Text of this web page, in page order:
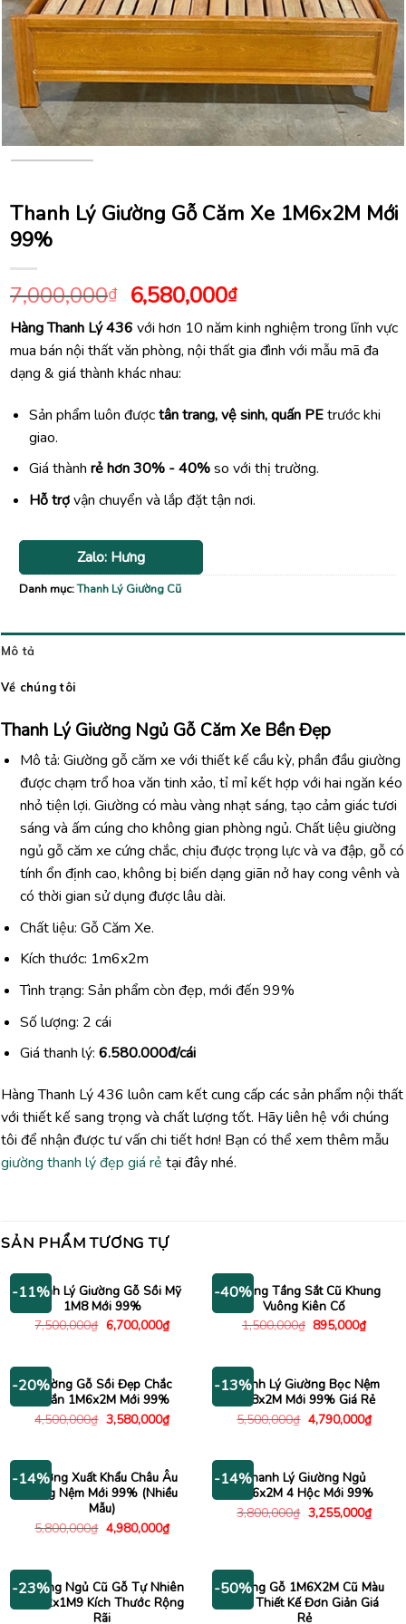
Thanh Lý Giường Gỗ Căm Xe 1M6x2M Mới
99%
7,000,000₫ Giá
gốc
là:
7,000,000₫.
6,580,000₫Giá
hiện
tại
là:
Hàng Thanh Lý 436 với hơn 10 năm kinh nghiệm trong lĩnh vực
mua bán nội thất văn phòng, nội thất gia đình với mẫu mã đa
dạng & giá thành khác nhau:
Sản phẩm luôn đượctân trang, vệ sinh, quấn PEtrước khi
giao.
Giá thành rẻ hơn 30% - 40%so với thị trường.
Hỗ trợvận chuyển và lắp đặt tận nơi.
Zalo: Hưng
Danh mục:Thanh Lý Giường Cũ
Mô tả
Về chúng tôi
Thanh Lý Giường Ngủ Gỗ Căm Xe Bền Đẹp
Mô tả: Giường gỗ căm xe với thiết kế cầu kỳ, phần đầu giường
được chạm trổ hoa văn tinh xảo, tỉ mỉ kết hợp với hai ngăn kéo
nhỏ tiện lợi. Giường có màu vàng nhạt sáng, tạo cảm giác tươi
sáng và ấm cúng cho không gian phòng ngủ. Chất liệu giường
ngủ gỗ căm xe cứng chắc, chịu được trọng lực và va đập, gỗ có
tính ổn định cao, không bị biến dạng giãn nở hay cong vênh và
có thời gian sử dụng được lâu dài.
Chất liệu: Gỗ Căm Xe.
Kích thước: 1m6x2m
Tình trạng: Sản phẩm còn đẹp, mới đến 99%
Số lượng: 2 cái
Giá thanh lý: 6.580.000đ/cái
Hàng Thanh Lý 436 luôn cam kết cung cấp các sản phẩm nội thất
với thiết kế sang trọng và chất lượng tốt. Hãy liên hệ với chúng
tôi để nhận được tư vấn chi tiết hơn! Bạn có thể xem thêm mẫu
giường thanh lý đẹp giá rẻ tại đây nhé.
SẢN PHẨM TƯƠNG TỰ
-11%
Thanh Lý Giường Gỗ Sồi Mỹ
1M8 Mới 99%
7,500,000₫ Giá
gốc
6,700,000₫Giá
hiện
6,700,000₫.
-40%
Giường Tầng Sắt Cũ Khung
Vuông Kiên Cố
1,500,000₫ Giá
895,000₫Giá
hiện
-20%Giường Gỗ Sồi Đẹp Chắc
Chắn 1M6x2M Mới 99%
4,500,000₫ Giá
gốc
3,580,000₫Giá
hiện
3,580,000₫.
-13%
Thanh Lý Giường Bọc Nệm
1M8x2M Mới 99% Giá Rẻ
5,500,000₫ Giá
gốc
4,790,000₫Giá
hiện
-14%
Giường Xuất Khẩu Châu Âu
Tặng Nệm Mới 99% (Nhiều
Mẫu)
5,800,000₫ Giá
gốc
4,980,000₫Giá
hiện
4,980,000₫.
-14%Thanh Lý Giường Ngủ
1M6x2M 4 Hộc Mới 99%
3,800,000₫ Giá
gốc
3,255,000₫Giá
hiện
-23%
Giường Ngủ Cũ Gỗ Tự Nhiên
3M72x1M9 Kích Thước Rộng
Rãi
-50%
Giường Gỗ 1M6X2M Cũ Màu
Nâu Thiết Kế Đơn Giản Giá
Rẻ